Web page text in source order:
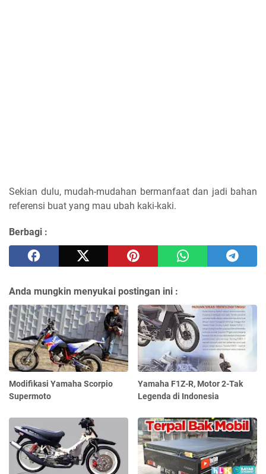
Sekian dulu, mudah-mudahan bermanfaat dan jadi bahan
referensi buat yang mau ubah kaki-kaki.
Berbagi :
Anda mungkin menyukai postingan ini :
Modifikasi Yamaha Scorpio
Supermoto
Yamaha F1Z-R, Motor 2-Tak
Legenda di Indonesia